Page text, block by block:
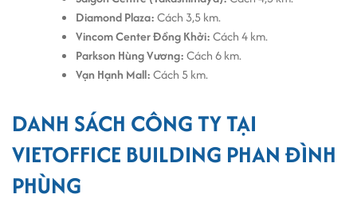
Diamond Plaza:Cách 3,5 km.
Vincom Center Đồng Khởi:Cách 4 km.
Parkson Hùng Vương:Cách 6 km.
Vạn Hạnh Mall:Cách 5 km.
DANH SÁCH CÔNG TY TẠI
VIETOFFICE BUILDING PHAN ĐÌNH
PHÙNG